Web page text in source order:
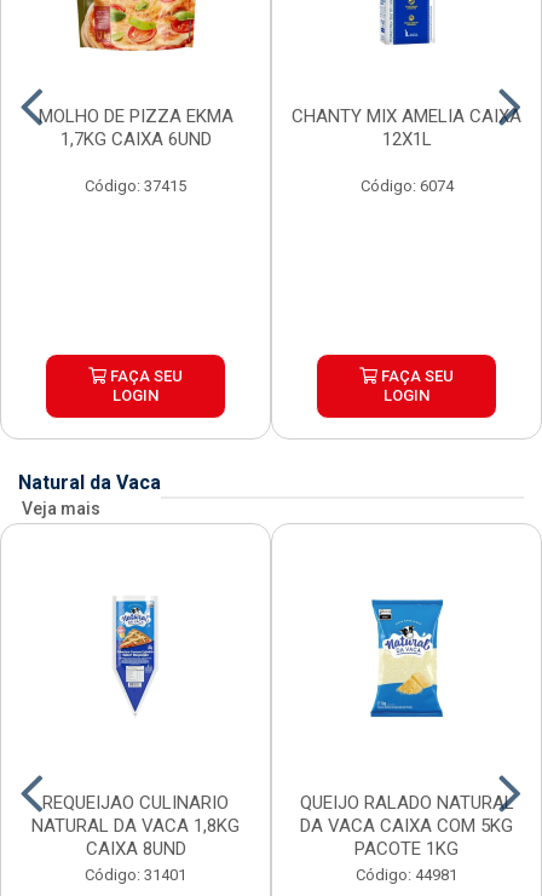
MOLHO DE PIZZA EKMA
1,7KG CAIXA 6UND
Código: 37415
FAÇA SEU
LOGIN
CHANTY MIX AMELIA CAIXA
12X1L
Código: 6074
FAÇA SEU
LOGIN
Natural da Vaca
Veja mais
REQUEIJAO CULINARIO
NATURAL DA VACA 1,8KG
CAIXA 8UND
Código: 31401
QUEIJO RALADO NATURAL
DA VACA CAIXA COM 5KG
PACOTE 1KG
Código: 44981